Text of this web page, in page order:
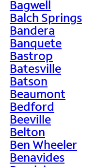
Bagwell
Balch Springs
Bandera
Banquete
Bastrop
Batesville
Batson
Beaumont
Bedford
Beeville
Belton
Ben Wheeler
Benavides